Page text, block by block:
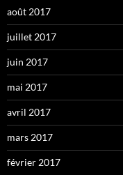
août 2017
juillet 2017
juin 2017
mai 2017
avril 2017
mars 2017
février 2017